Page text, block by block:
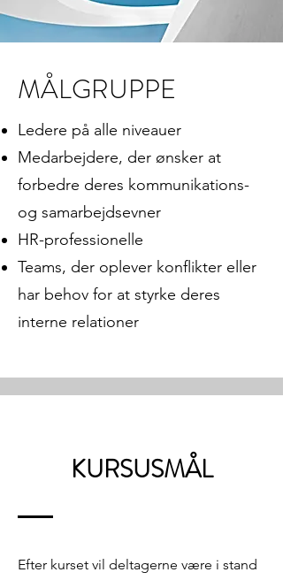
MÅLGRUPPE
Ledere på alle niveauer
Medarbejdere, der ønsker at
forbedre deres kommunikations-
og samarbejdsevner
HR-professionelle
Teams, der oplever konflikter eller
har behov for at styrke deres
interne relationer
KURSUSMÅL
Efter kurset vil deltagerne være i stand